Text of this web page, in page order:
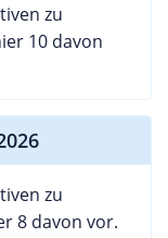
zu
10 davon
zu
8 davon vor.